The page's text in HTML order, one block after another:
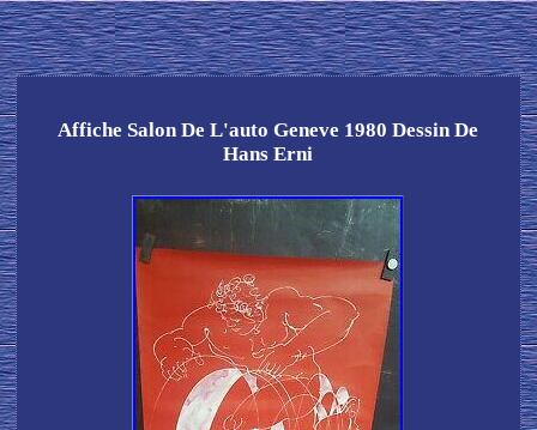
Affiche Salon De L'auto Geneve 1980 Dessin De
Hans Erni